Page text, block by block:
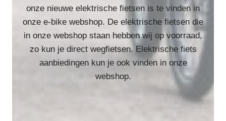
onze nieuwe elektrische fietsen is te vinden in
onze e-bike webshop. De elektrische fietsen die
in onze webshop staan hebben wij op voorraad,
zo kun je direct wegfietsen. Elektrische fiets
aanbiedingen kun je ook vinden in onze
webshop.